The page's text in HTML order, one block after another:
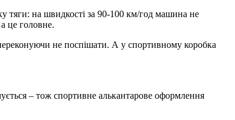
тяги: на швидкості за 90-100 км/год машина не
це головне.
не поспішати. А у спортивному коробка
– тож спортивне алькантарове оформлення